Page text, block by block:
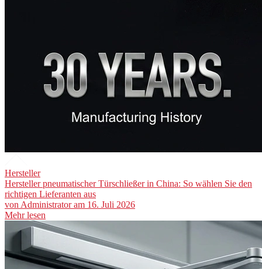
Hersteller
Hersteller pneumatischer Türschließer in China: So wählen Sie den
richtigen Lieferanten aus
von Administratoram 16. Juli 2026
Mehr lesen